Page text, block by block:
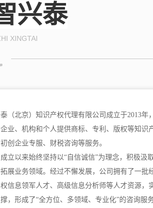
兴泰
XINGTAI
（北京）知识产权代理有限公司成立于2013
业、机构和个人提供商标、专利、版权等知识
创企业专服、财税咨询等服务。
立以来始终坚持以“自信诚信”为理念，积极汲
展业务领域。经过不懈发展，公司拥有了一批
信息领军人才、高级信息分析师等人才资源，
撑，形成了“全方位、多领域、专业化”的咨询服